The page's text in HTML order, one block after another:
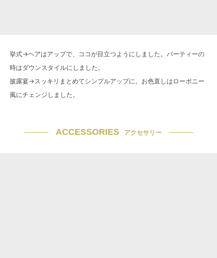
挙式→ヘアはアップで、ココが目立つようにしました。パーティーの
時はダウンスタイルにしました。
披露宴→スッキリまとめてシンプルアップに。お色直しはローポニー
風にチェンジしました。
ACCESSORIES アクセサリー